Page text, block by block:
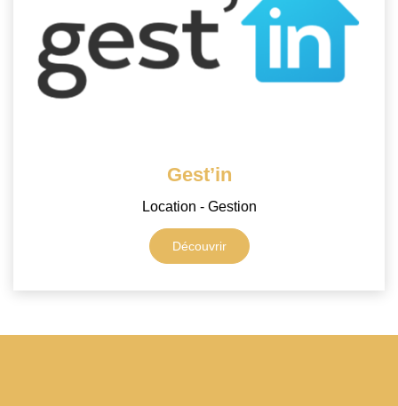
Gest’in
Location - Gestion
Découvrir